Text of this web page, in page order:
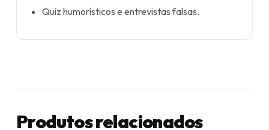
Quiz humorísticos e entrevistas falsas.
Produtos relacionados